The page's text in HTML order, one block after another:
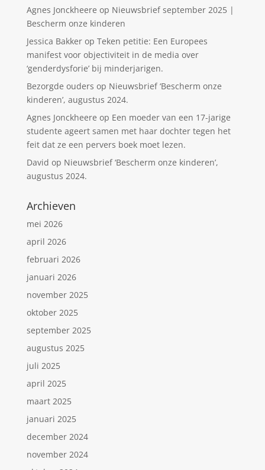
Agnes Jonckheere op Nieuwsbrief september 2025 |
Bescherm onze kinderen
Jessica Bakkerop Teken petitie: Een Europees
manifest voor objectiviteit in de media over
‘genderdysforie’ bij minderjarigen.
Bezorgde ouders op Nieuwsbrief ‘Bescherm onze
kinderen’, augustus 2024.
Agnes Jonckheere op Een moeder van een 17-jarige
studente ageert samen met haar dochter tegen het
feit dat ze een pervers boek moet lezen.
David op Nieuwsbrief ‘Bescherm onze kinderen’,
augustus 2024.
Archieven
mei 2026
april 2026
februari 2026
januari 2026
november 2025
oktober 2025
september 2025
augustus 2025
juli 2025
april 2025
maart 2025
januari 2025
december 2024
november 2024